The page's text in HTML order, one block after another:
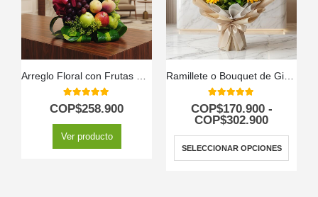
5.00out of 5
COP$258.900
Ver producto
5.00out of 5
COP$170.900 -
COP$302.900
SELECCIONAR OPCIONES